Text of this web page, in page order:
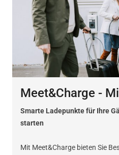
Meet&Charge -
Smarte Ladepunkte für Ihre
starten
Mit Meet&Charge bieten Sie